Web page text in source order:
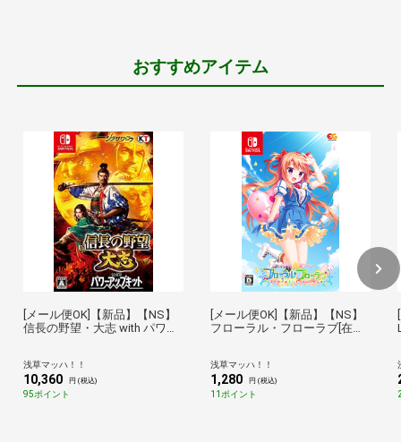
おすすめアイテム
[メール便OK]【新品】【NS】
信長の野望・大志 with パワー
浅草マッハ！！
10,360 円 (税込)
95ポイント
[メール便OK]【新品】【NS】
フローラル・フローラブ[在庫
浅草マッハ！！
1,280 円 (税込)
11ポイント